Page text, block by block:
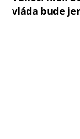
vláda bude